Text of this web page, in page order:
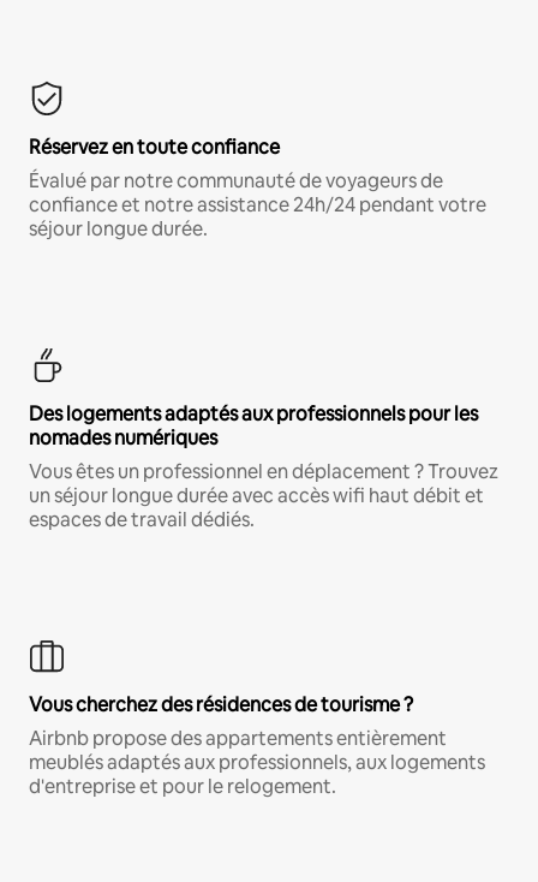
Réservez en toute confiance
Évalué par notre communauté de voyageurs de
confiance et notre assistance 24h/24 pendant votre
séjour longue durée.
Des logements adaptés aux professionnels pour les
nomades numériques
Vous êtes un professionnel en déplacement ? Trouvez
un séjour longue durée avec accès wifi haut débit et
espaces de travail dédiés.
Vous cherchez des résidences de tourisme ?
Airbnb propose des appartements entièrement
meublés adaptés aux professionnels, aux logements
d'entreprise et pour le relogement.